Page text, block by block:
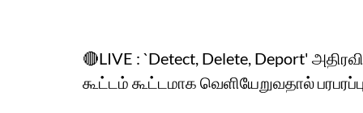
🔴LIVE : `Detect, Delete, Deport'
கூட்டம் கூட்டமாக வெளியேறுவதால்